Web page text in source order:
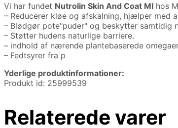
Vi har fundet Nutrolin Skin And Coat Ml hos
– Reducerer kløe og afskalning, hjælper med
– Blødgør pote"puder" og beskytter samtidig
– Støtter hudens naturlige barriere.
– indhold af nærende plantebaserede
– Fedtsyrer fra p
Yderlige produktinformationer:
Produkt id: 25999539
Relaterede varer